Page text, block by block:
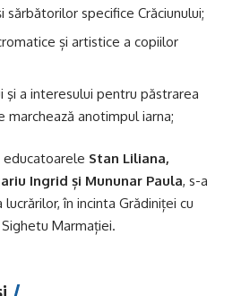
specifice Crăciunului;
și artistice a copiilor
a interesului pentru păstrarea
anotimpul iarna;
Stan Liliana,
Ingrid și Mununar Paula, s-a
în incinta Grădiniței cu
Marmației.